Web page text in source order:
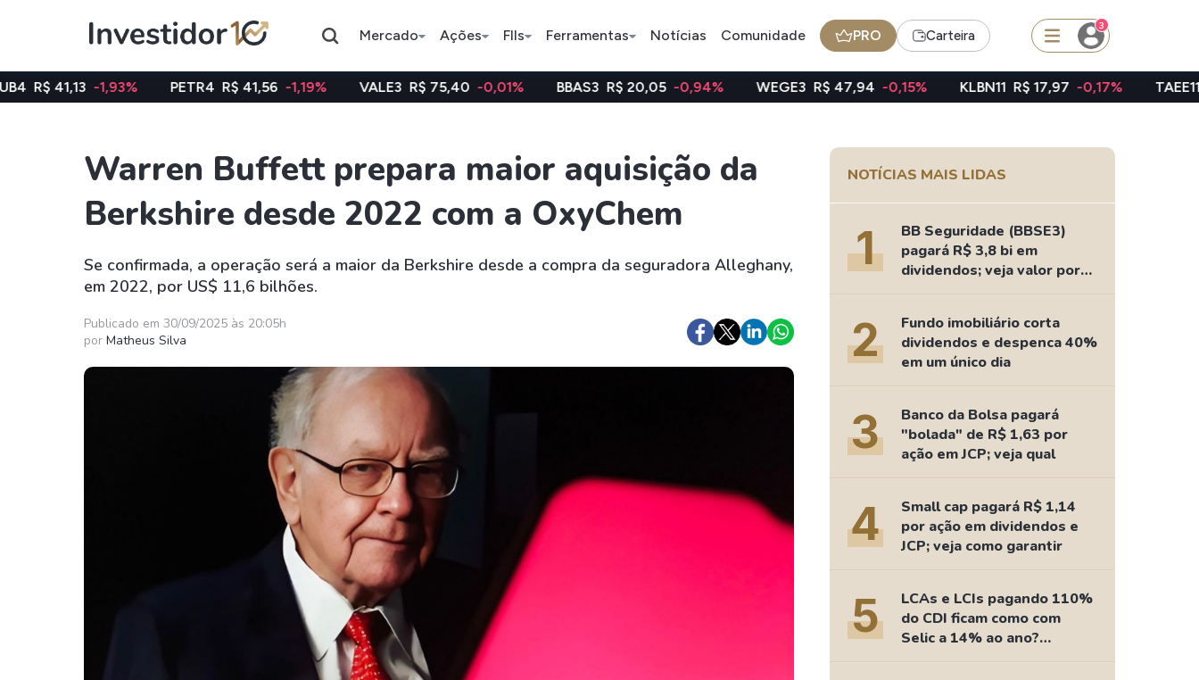
Mercado Ações FIIs Ferramentas Notícias Comunidade PRO Carteira
3
Assuntos do momento
Índice
Ibovespa
Ação
Petrobras
Ação
Bradesco
BDR
JBS Dividendos
Ações
Taesa
Itausa
FIIs
XPML11
HGLG11
XPLG11
KNRI11
KNCR11
Ver todos
SMAL11
HASH11
GOLD11
XINA11
Ver todos Ver todos
Criptomoedas
Bitcoin
Ethereum
Binance Coin - BNB
Ideias
Agenda de Dividendos
Radar do Dividendo Inteligente
As Ações Mais Buscadas
Guia do Iniciante
-1,93% PETR4 R$ 41,56 -1,19% VALE3 R$ 75,40 -0,01% BBAS3 R$ 20,05 -0,94% WEGE3 R$ 47,94 -0,15% KLBN11 R$ 17,97 -0,17% TAEE11 R$ 39,01 -
Warren Buffett prepara maior aquisição da
Berkshire desde 2022 com a OxyChem
Se confirmada, a operação será a maior da Berkshire desde a compra da seguradora Alleghany,
em 2022, por US$ 11,6 bilhões.
Publicado em 30/09/2025 às 20:05h
por Matheus Silva
NOTÍCIAS MAIS LIDAS
1
BB Seguridade (BBSE3)
pagará R$ 3,8 bi em
dividendos; veja valor por
ação
2
Fundo imobiliário corta
dividendos e despenca 40%
em um único dia
3
Banco da Bolsa pagará
"bolada" de R$ 1,63 por
ação em JCP; veja qual
4
Small cap pagará R$ 1,14
por ação em dividendos e
JCP; veja como garantir
5
LCAs e LCIs pagando 110%
do CDI ficam como com
Selic a 14% ao ano?
Fizemos as contas